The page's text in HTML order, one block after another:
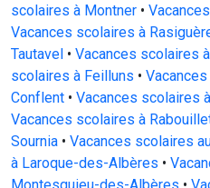
scolaires à Montner •
Vacances scolaires à
Tautavel • Vacances scolaires
scolaires à Feilluns •
Conflent • Vacances scolaires
Vacances scolaires à
Sournia • Vacances scolaires
à Laroque-des-Albères •